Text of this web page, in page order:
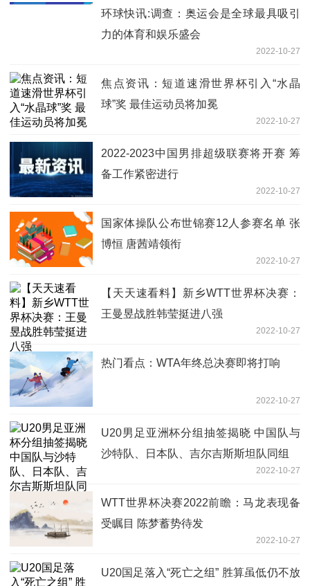
环球快讯:调查：奥运会是全球最具吸引
力的体育和娱乐盛会
2022-10-27
焦点资讯：短道速滑世界杯引入“水晶
球”奖 最佳运动员将加冕
2022-10-27
2022-2023中国男排超级联赛将开赛 筹
备工作紧密进行
2022-10-27
国家体操队公布世锦赛12人参赛名单 张
博恒 唐茜靖领衔
2022-10-27
【天天速看料】新乡WTT世界杯决赛：
王曼昱战胜韩莹挺进八强
2022-10-27
热门看点：WTA年终总决赛即将打响
2022-10-27
U20男足亚洲杯分组抽签揭晓 中国队与
沙特队、日本队、吉尔吉斯斯坦队同组
2022-10-27
WTT世界杯决赛2022前瞻：马龙表现备
受瞩目 陈梦蓄势待发
2022-10-27
U20国足落入“死亡之组” 胜算虽低仍不放